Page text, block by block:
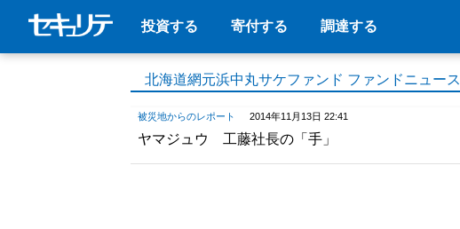
投資する 寄付する 調達する
北海道網元浜中丸サケファンド ファンドニュース
被災地からのレポート 2014年11月13日 22:41
ヤマジュウ 工藤社長の「手」